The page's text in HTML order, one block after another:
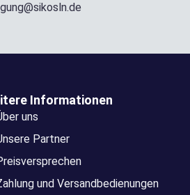
Informationen
uns
Partner
und Versandbedienungen